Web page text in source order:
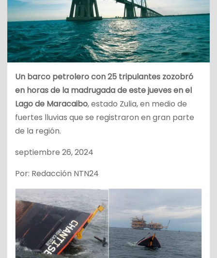
Un barco petrolero con 25 tripulantes zozobró
en horas de la madrugada de este jueves en el
Lago de Maracaibo, estado Zulia, en medio de
fuertes lluvias que se registraron en gran parte
de la región.
septiembre 26, 2024
Por: Redacción NTN24